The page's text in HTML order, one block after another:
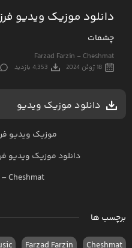
دانلود موزیک ویدیو
چشمات
Farzad Farzin - Cheshmat
18 ژوئن 2024 4,353 بازدید
دانلود موزیک ویدیو
موزیک ویدیو
دانلود موزیک ویدیو
Cheshmat
برچسب ها